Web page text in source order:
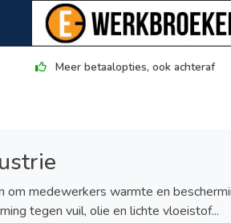
Meer betaalopties, ook achteraf
medewerkers warmte en
tegen vuil, olie en lichte vloeistof...